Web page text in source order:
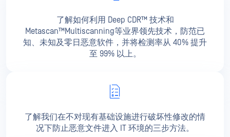
了解如何利用 Deep CDR™ 技术和
Metascan™Multiscanning等业界领先技术，防范已
知、未知及零日恶意软件，并将检测率从 40% 提升
至 99% 以上。
了解我们在不对现有基础设施进行破坏性修改的情
况下防止恶意文件进入 IT 环境的三步方法。